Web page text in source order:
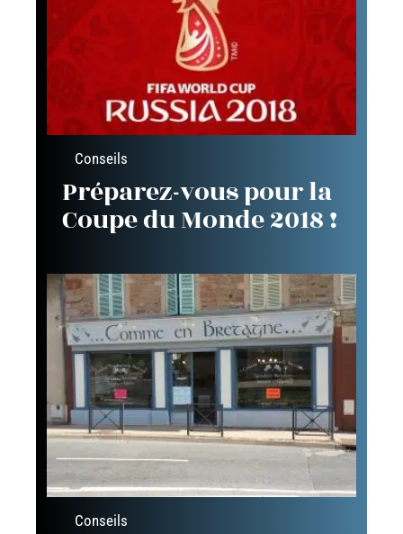
Conseils
Préparez-vous pour la
Coupe du Monde 2018 !
Conseils